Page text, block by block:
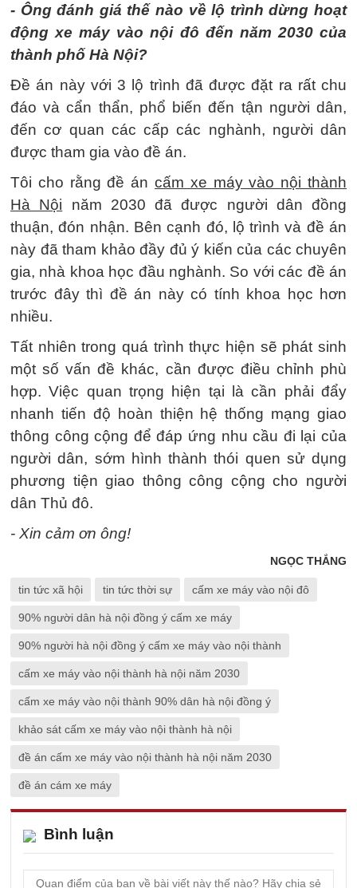
- Ông đánh giá thế nào về lộ trình dừng hoạt
động xe máy vào nội đô đến năm 2030 của
thành phố Hà Nội?
Đề án này với 3 lộ trình đã được đặt ra rất chu
đáo và cẩn thẩn, phổ biến đến tận người dân,
đến cơ quan các cấp các nghành, người dân
được tham gia vào đề án.
Tôi cho rằng đề án cấm xe máy vào nội thành
Hà Nội năm 2030 đã được người dân đồng
thuận, đón nhận. Bên cạnh đó, lộ trình và đề án
này đã tham khảo đầy đủ ý kiến của các chuyên
gia, nhà khoa học đầu nghành. So với các đề án
trước đây thì đề án này có tính khoa học hơn
nhiều.
Tất nhiên trong quá trình thực hiện sẽ phát sinh
một số vấn đề khác, cần được điều chỉnh phù
hợp. Việc quan trọng hiện tại là cần phải đẩy
nhanh tiến độ hoàn thiện hệ thống mạng giao
thông công cộng để đáp ứng nhu cầu đi lại của
người dân, sớm hình thành thói quen sử dụng
phương tiện giao thông công cộng cho người
dân Thủ đô.
- Xin cảm ơn ông!
NGỌC THẮNG
tin tức xã hội tin tức thời sự cấm xe máy vào nội đô
90% người dân hà nội đồng ý cấm xe máy
90% người hà nội đồng ý cấm xe máy vào nội thành
cấm xe máy vào nội thành hà nội năm 2030
cấm xe máy vào nội thành 90% dân hà nội đồng ý
khảo sát cấm xe máy vào nội thành hà nội
đề án cấm xe máy vào nội thành hà nội năm 2030
đề án cám xe máy
Bình luận